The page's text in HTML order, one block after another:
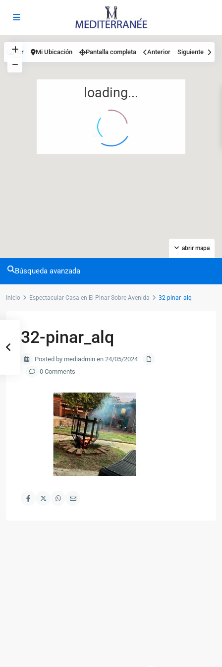
12
loading...
abrir mapa
Ver Mi Ubicación Pantalla completa Anterior Siguiente
Búsqueda avanzada
Inicio Espectacular Casa en El Pinar Sobre Avenida 32-pinar_alq
32-pinar_alq
Posted by mediadmin en 24/05/2024
0 Comments